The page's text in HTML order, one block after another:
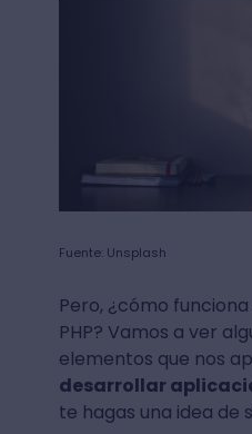
Fuente: Unsplash
Pero, ¿cómo
PHP? Vamos a ver
elementos que nos
desarrollar
te hagas una idea de